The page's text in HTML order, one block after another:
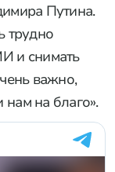
Путина.
трудно
и снимать
важно,
на благо».